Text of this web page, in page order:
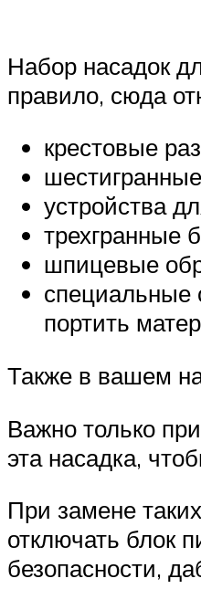
Набор насадок
правило, сюда
крестовые
устройства
трехгранные
шпицевые
специальные
портить
Также в вашем
Важно только
эта насадка,
При замене
отключать блок
безопасности,